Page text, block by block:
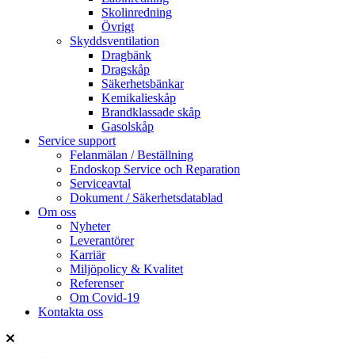
Skolinredning
Övrigt
Skyddsventilation
Dragbänk
Dragskåp
Säkerhetsbänkar
Kemikalieskåp
Brandklassade skåp
Gasolskåp
Service support
Felanmälan / Beställning
Endoskop Service och Reparation
Serviceavtal
Dokument / Säkerhetsdatablad
Om oss
Nyheter
Leverantörer
Karriär
Miljöpolicy & Kvalitet
Referenser
Om Covid-19
Kontakta oss